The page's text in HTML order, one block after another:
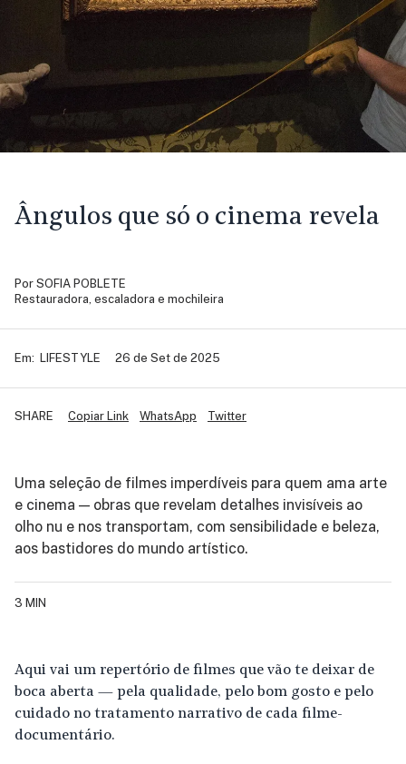
Ângulos que só o cinema revela
Por SOFIA POBLETE
Restauradora, escaladora e mochileira
Em: LIFESTYLE 26 de Set de 2025
Copiar Link WhatsApp Twitter
SHARE
Uma seleção de filmes imperdíveis para quem ama arte
e cinema — obras que revelam detalhes invisíveis ao
olho nu e nos transportam, com sensibilidade e beleza,
aos bastidores do mundo artístico.
3 MIN
Aqui vai um repertório de filmes que vão te deixar de
boca aberta — pela qualidade, pelo bom gosto e pelo
cuidado no tratamento narrativo de cada filme-
documentário.